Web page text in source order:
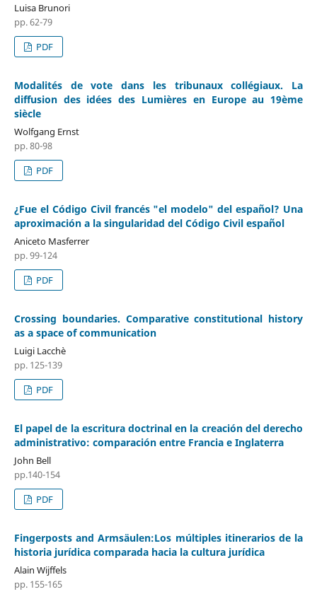
Luisa Brunori
pp. 62-79
PDF
Modalités de vote dans les tribunaux collégiaux. La
diffusion des idées des Lumières en Europe au 19ème
siècle
Wolfgang Ernst
pp. 80-98
PDF
¿Fue el Código Civil francés "el modelo" del español? Una
aproximación a la singularidad del Código Civil español
Aniceto Masferrer
pp. 99-124
PDF
Crossing boundaries. Comparative constitutional history
as a space of communication
Luigi Lacchè
pp. 125-139
PDF
El papel de la escritura doctrinal en la creación del derecho
administrativo: comparación entre Francia e Inglaterra
John Bell
pp.140-154
PDF
Fingerposts and Armsäulen:Los múltiples itinerarios de la
historia jurídica comparada hacia la cultura jurídica
Alain Wijffels
pp. 155-165